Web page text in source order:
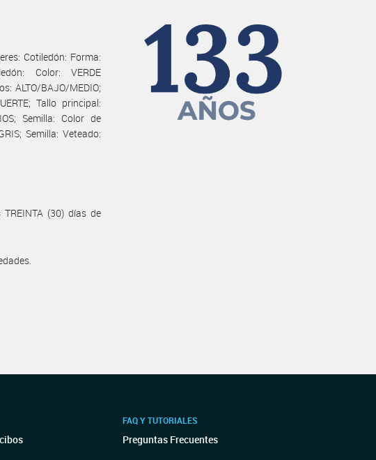
Cotiledón: Forma:
Color: VERDE
ALTO/BAJO/MEDIO;
Tallo principal:
Semilla: Color de
Semilla: Veteado:
(30) días de
FAQ Y TUTORIALES
Preguntas Frecuentes